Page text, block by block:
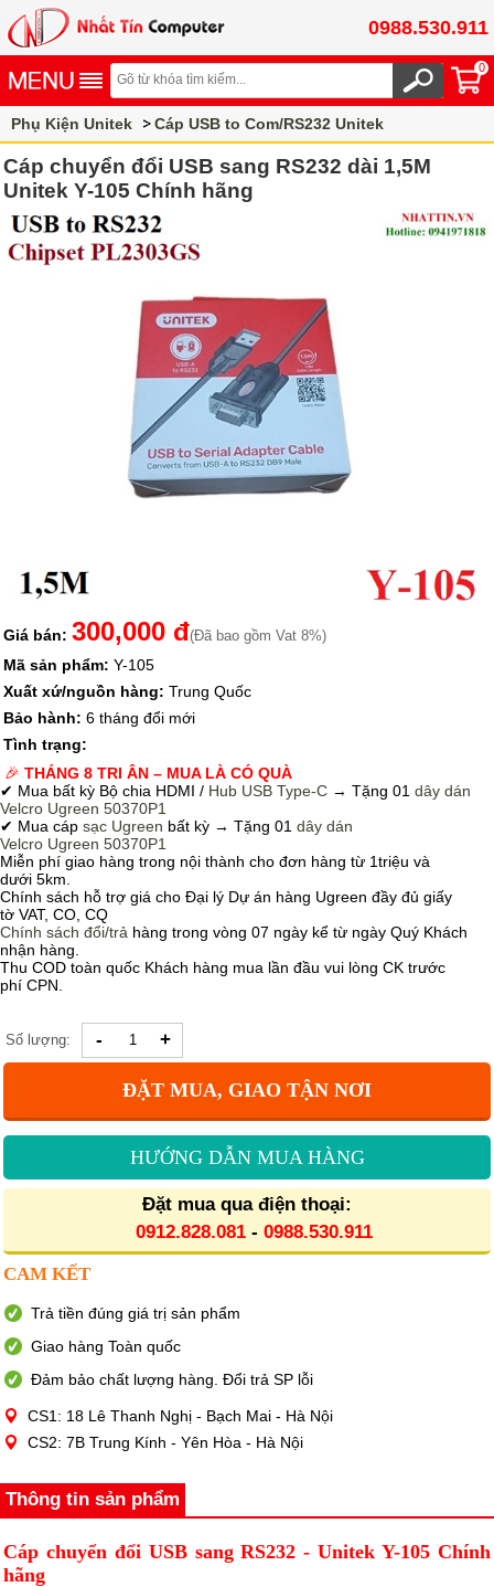
0988.530.911
0
Phụ Kiện Unitek Cáp USB to Com/RS232 Unitek
Cáp chuyển đổi USB sang RS232 dài 1,5M
Unitek Y-105 Chính hãng
Giá bán: 300,000 đ(Đã bao gồm Vat 8%)
Mã sản phẩm: Y-105
Xuất xứ/nguồn hàng: Trung Quốc
Bảo hành: 6 tháng đổi mới
Tình trạng:
🎉 THÁNG 8 TRI ÂN – MUA LÀ CÓ QUÀ
✔ Mua bất kỳ Bộ chia HDMI / Hub USB Type-C → Tặng 01 dây dán
Velcro Ugreen 50370P1
✔ Mua cáp sạc Ugreen bất kỳ → Tặng 01 dây dán
Velcro Ugreen 50370P1
Miễn phí giao hàng trong nội thành cho đơn hàng từ 1triệu và
dưới 5km.
Chính sách hỗ trợ giá cho Đại lý Dự án hàng Ugreen đầy đủ giấy
tờ VAT, CO, CQ
Chính sách đổi/trả hàng trong vòng 07 ngày kể từ ngày Quý Khách
nhận hàng.
Thu COD toàn quốc Khách hàng mua lần đầu vui lòng CK trước
phí CPN.
Số lượng: - +
ĐẶT MUA, GIAO TẬN NƠI
HƯỚNG DẪN MUA HÀNG
Đặt mua qua điện thoại:
0912.828.081 - 0988.530.911
CAM KẾT
Trả tiền đúng giá trị sản phẩm
Giao hàng Toàn quốc
Đảm bảo chất lượng hàng. Đổi trả SP lỗi
CS1: 18 Lê Thanh Nghị - Bạch Mai - Hà Nội
CS2: 7B Trung Kính - Yên Hòa - Hà Nội
Thông tin sản phẩm
Cáp chuyển đổi USB sang RS232 - Unitek Y-105 Chính
hãng